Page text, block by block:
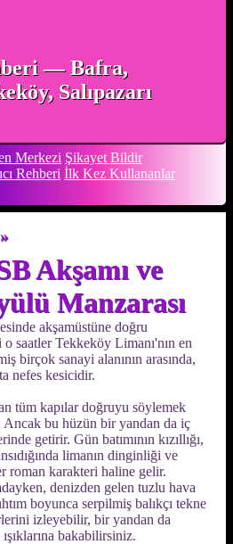
— Bafra,
Salıpazarı
Merkezi Şikayet Bildir
Rehberi İlk Kez Kullananlar
»
Akşamı ve
Manzarası
akşamüstüne doğru
saatler Tekkeköy Limanı'nın en
birçok sanayi alanının arasında,
nefes kesicidir.
tüm kapılar doğruyu söylemek
Ancak bu hüzün bir yandan da iç
getirir. Gün batımının kızıllığı,
limanın dinginliği ve
roman karakteri haline gelir.
denizden gelen tuzlu hava
boyunca serpilmiş balıkçı tekne
izleyebilir, bir yandan da
bakabilirsiniz.